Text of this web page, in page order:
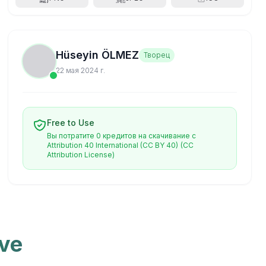
Hüseyin ÖLMEZ Творец
22 мая 2024 г.
Free to Use
Вы потратите 0 кредитов на скачивание с
Attribution 40 International (CC BY 40) (CC
Attribution License)